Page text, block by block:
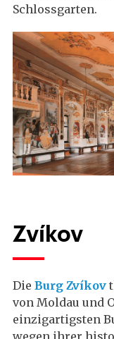
Schlossgarten.
Zvíkov
Die Burg Zvíkov
von Moldau und
einzigartigsten
wegen ihrer